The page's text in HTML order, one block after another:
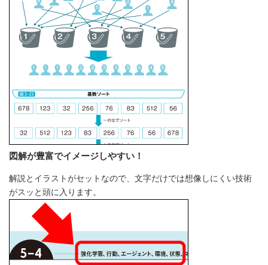
図解が豊富でイメージしやすい！
解説とイラストがセットなので、文字だけでは想像しにくい技術
がスッと頭に入ります。